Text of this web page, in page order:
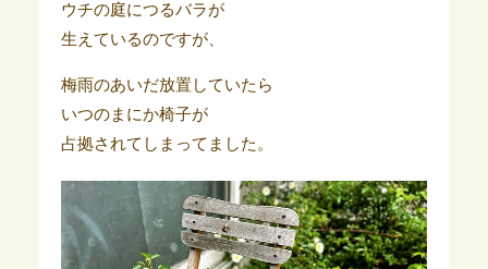
ウチの庭につるバラが
生えているのですが、
梅雨のあいだ放置していたら
いつのまにか椅子が
占拠されてしまってました。